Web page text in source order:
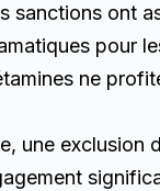
sanctions ont
pour
ne
une exclusion